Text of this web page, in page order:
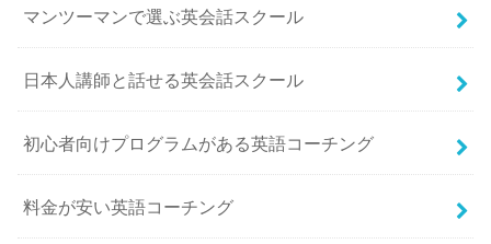
マンツーマンで選ぶ英会話スクール
日本人講師と話せる英会話スクール
初心者向けプログラムがある英語コーチング
料金が安い英語コーチング